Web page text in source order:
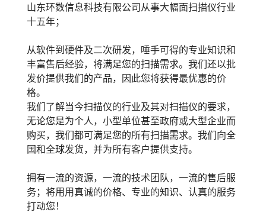
山东环数信息科技有限公司从事大幅面扫描仪行业
十五年；
从软件到硬件及二次研发，唾手可得的专业知识和
丰富售后经验，将满足您的扫描需求。我们还以批
发价提供我们的产品，因此您将获得最优惠的价
格。
我们了解当今扫描仪的行业及其对扫描仪的要求，
无论您是为个人，小型单位甚至政府或大型企业而
购买，我们都可满足您的所有扫描需求。我们向全
国和全球发货，并为所有客户提供支持。
拥有一流的资源，一流的技术团队，一流的售后服
务；将用用真诚的价格、专业的知识、认真的服务
打动您！